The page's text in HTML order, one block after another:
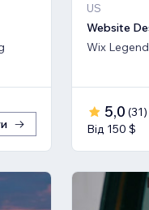
US
Website
Wix
5,0 (31)
Від 150 $